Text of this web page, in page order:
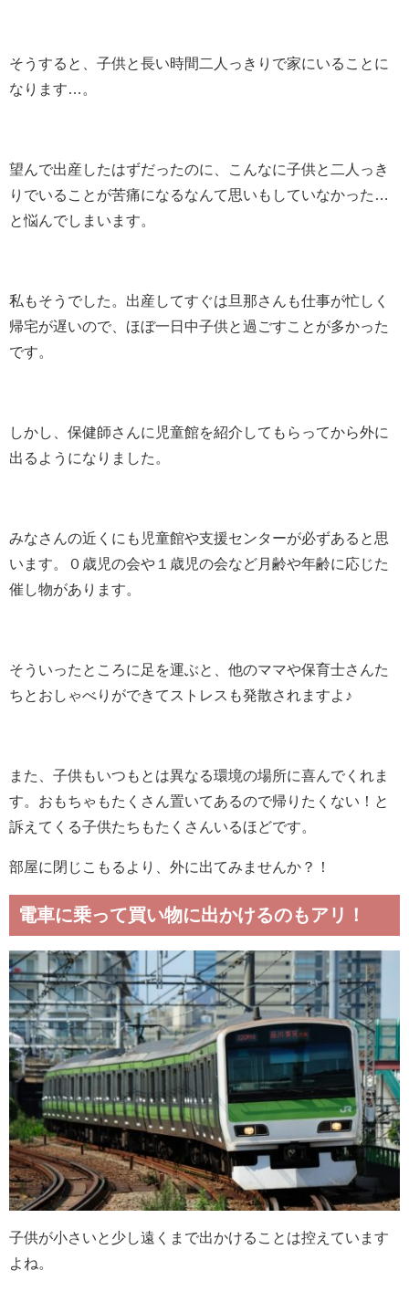
そうすると、子供と長い時間二人っきりで家にいることに
なります…。
望んで出産したはずだったのに、こんなに子供と二人っき
りでいることが苦痛になるなんて思いもしていなかった…
と悩んでしまいます。
私もそうでした。出産してすぐは旦那さんも仕事が忙しく
帰宅が遅いので、ほぼ一日中子供と過ごすことが多かった
です。
しかし、保健師さんに児童館を紹介してもらってから外に
出るようになりました。
みなさんの近くにも児童館や支援センターが必ずあると思
います。０歳児の会や１歳児の会など月齢や年齢に応じた
催し物があります。
そういったところに足を運ぶと、他のママや保育士さんた
ちとおしゃべりができてストレスも発散されますよ♪
また、子供もいつもとは異なる環境の場所に喜んでくれま
す。おもちゃもたくさん置いてあるので帰りたくない！と
訴えてくる子供たちもたくさんいるほどです。
部屋に閉じこもるより、外に出てみませんか？！
電車に乗って買い物に出かけるのもアリ！
子供が小さいと少し遠くまで出かけることは控えています
よね。